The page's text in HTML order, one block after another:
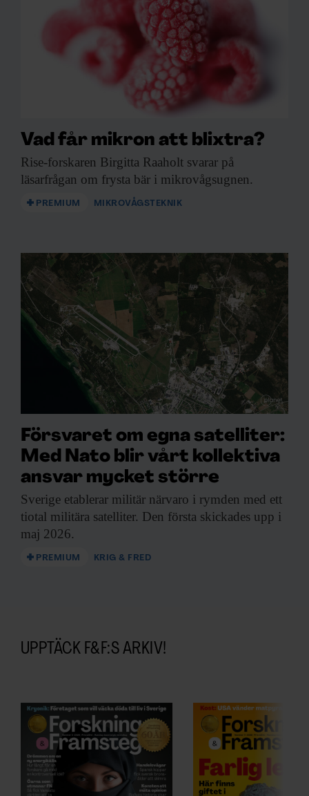
Vad får mikron att blixtra?
Rise-forskaren Birgitta Raaholt svarar på
läsarfrågan om frysta bär i mikrovågsugnen.
PREMIUM MIKROVÅGSTEKNIK
Försvaret om egna satelliter:
Med Nato blir vårt kollektiva
ansvar mycket större
Sverige etablerar militär närvaro i rymden med ett
tiotal militära satelliter. Den första skickades upp i
maj 2026.
PREMIUM KRIG & FRED
UPPTÄCK F&F:S ARKIV!